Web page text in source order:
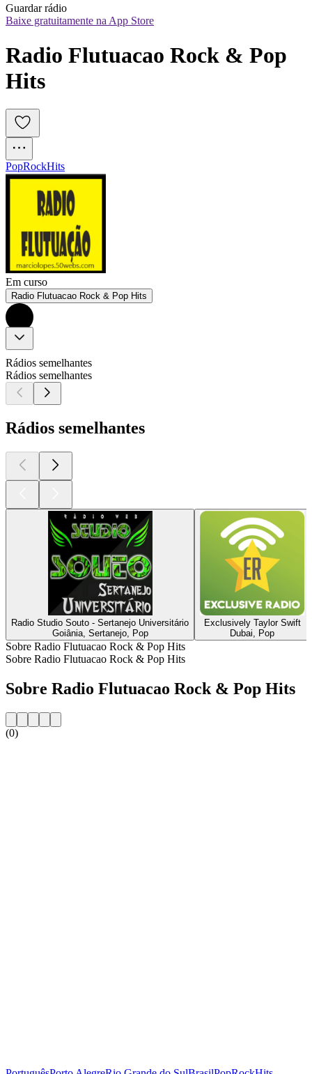
Guardar rádio
Baixe gratuitamente na App Store
Radio Flutuacao Rock & Pop
Hits
PopRockHits
Em curso
Radio Flutuacao Rock & Pop Hits
Rádios semelhantes
Rádios semelhantes
Rádios semelhantes
Radio Studio Souto - Sertanejo Universitário
Goiânia, Sertanejo, Pop
Exclusively Taylor Swift
Dubai, Pop
Sobre Radio Flutuacao Rock & Pop Hits
Sobre Radio Flutuacao Rock & Pop Hits
Sobre Radio Flutuacao Rock & Pop Hits
(0)